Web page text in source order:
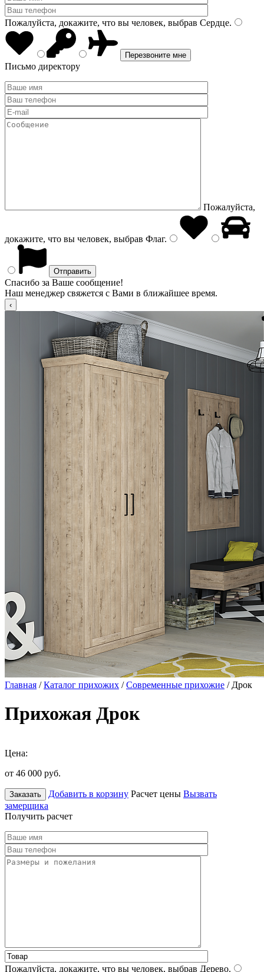
Пожалуйста, докажите, что вы человек, выбрав Сердце.
Письмо директору
Пожалуйста,
докажите, что вы человек, выбрав Флаг.
Спасибо за Ваше сообщение!
Наш менеджер свяжется с Вами в ближайшее время.
Главная /Каталог прихожих /Современные прихожие / Дрок
Прихожая Дрок
Цена:
от 46 000 руб.
Заказать Добавить в корзину Расчет цены Вызвать
замерщика
Получить расчет
Пожалуйста, докажите, что вы человек, выбрав Дерево.